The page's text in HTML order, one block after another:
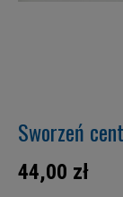
Sworzeń
44,00 zł